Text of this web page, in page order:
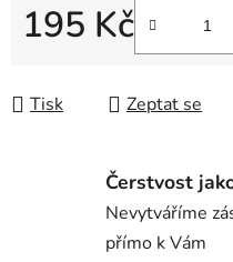
195 Kč
Tisk Zeptat se
Čerstvost
Nevytváříme
přímo k Vám